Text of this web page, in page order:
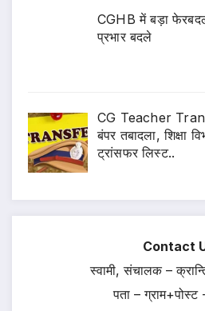
CGHB में बड़ा
प्रभार बदले
CG Teacher
बंपर तबादला, शिक्षा
ट्रांसफर लिस्ट..
Contact
स्वामी, संचालक –
पता –